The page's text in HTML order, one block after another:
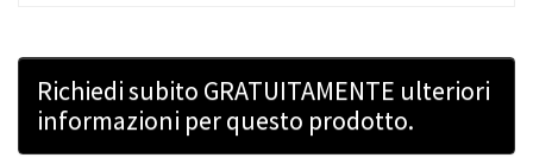
Richiedi subito GRATUITAMENTE ulteriori
informazioni per questo prodotto.